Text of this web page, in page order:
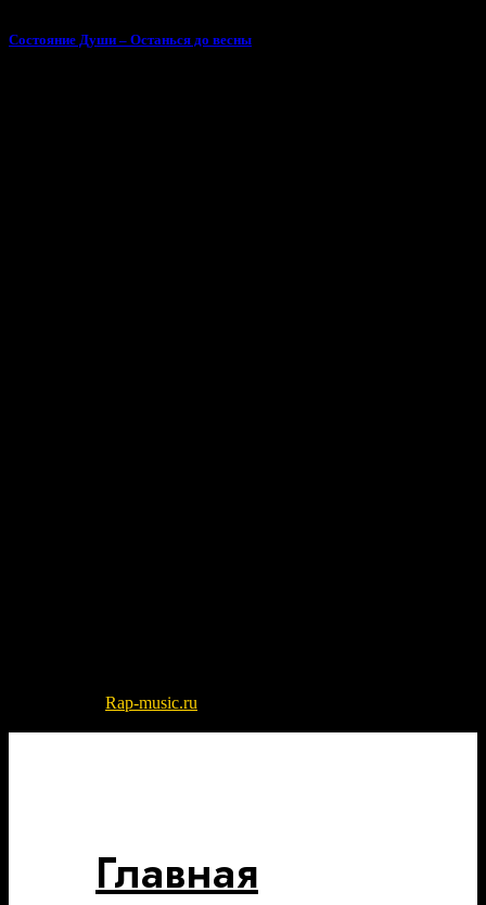
Состояние Души – Останься до весны
Rap-music.ru
Главная